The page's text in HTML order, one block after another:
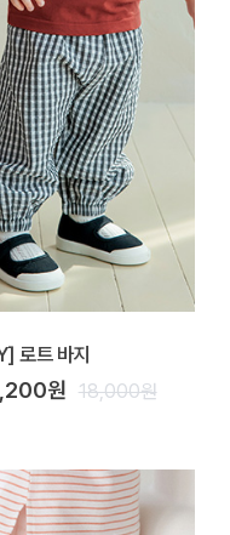
로트 바지
원 18,000원